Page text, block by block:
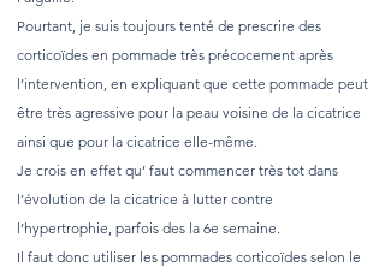
Pourtant, je suis toujours tenté de prescrire des
corticoïdes en pommade très précocement après
l’intervention, en expliquant que cette pommade peut
être très agressive pour la peau voisine de la cicatrice
ainsi que pour la cicatrice elle-même.
Je crois en effet qu’ faut commencer très tot dans
l’évolution de la cicatrice à lutter contre
l’hypertrophie, parfois des la 6e semaine.
Il faut donc utiliser les pommades corticoïdes selon le